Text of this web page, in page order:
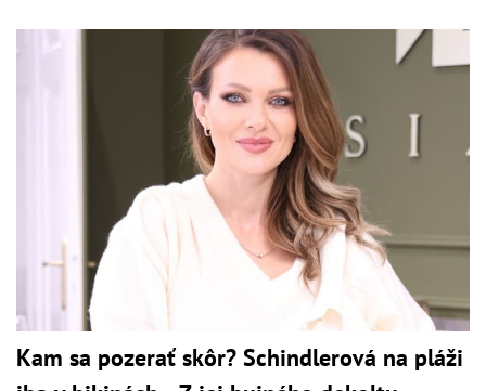
Kam sa pozerať skôr? Schindlerová na pláži